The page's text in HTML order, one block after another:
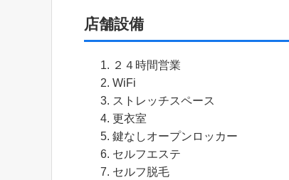
店舗設備
２４時間営業
WiFi
ストレッチスペース
更衣室
鍵なしオープンロッカー
セルフエステ
セルフ脱毛